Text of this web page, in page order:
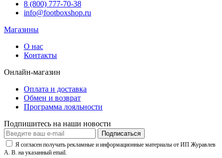
8 (800) 777-70-38
info@footboxshop.ru
Магазины
О нас
Контакты
Онлайн-магазин
Оплата и доставка
Обмен и возврат
Программа лояльности
Подпишитесь на наши новости
Подписаться
Я согласен получать рекламные и информационные материалы от ИП Журавлев
А. В. на указанный email.